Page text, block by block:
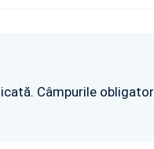
Câmpurile